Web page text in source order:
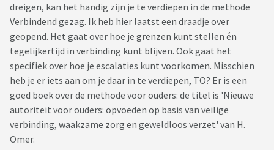
dreigen, kan het handig zijn je te verdiepen in de methode
Verbindend gezag. Ik heb hier laatst een draadje over
geopend. Het gaat over hoe je grenzen kunt stellen én
tegelijkertijd in verbinding kunt blijven. Ook gaat het
specifiek over hoe je escalaties kunt voorkomen. Misschien
heb je er iets aan om je daar in te verdiepen, TO? Er is een
goed boek over de methode voor ouders: de titel is 'Nieuwe
autoriteit voor ouders: opvoeden op basis van veilige
verbinding, waakzame zorg en geweldloos verzet' van H.
Omer.